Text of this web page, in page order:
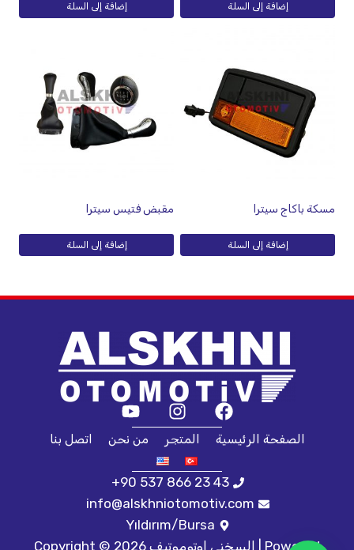
إضافة إلى السلة إضافة إلى السلة
مسكة باكاج سيترا
إضافة إلى السلة
مقبض فتيس سيترا
إضافة إلى السلة
الصفحة الرئيسية المتجر من نحن اتصل بنا
+90 537 866 23 43
info@alskhniotomotiv.com
Yıldırım/Bursa
Copyright © 2026 السخني اوتوموتيف | Powered